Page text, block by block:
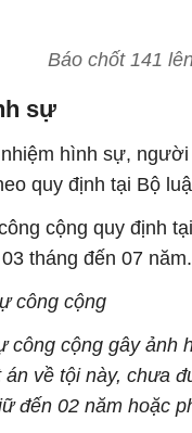
Báo chốt 141
sự
hình sự,
quy định tại Bộ
cộng quy định
tháng đến 07 năm.
công cộng
công cộng gây ảnh
về tội này, chưa
đến 02 năm hoặc